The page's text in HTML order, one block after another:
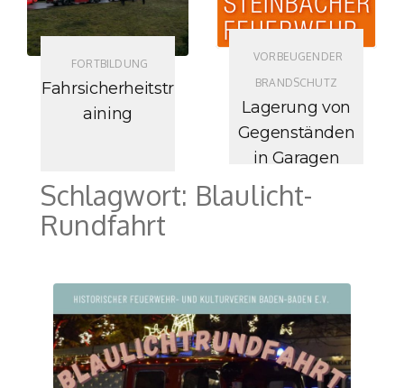
FORTBILDUNG
Fahrsicherheitstr
aining
VORBEUGENDER
BRANDSCHUTZ
Lagerung von
Gegenständen
in Garagen
Schlagwort: Blaulicht-
Rundfahrt